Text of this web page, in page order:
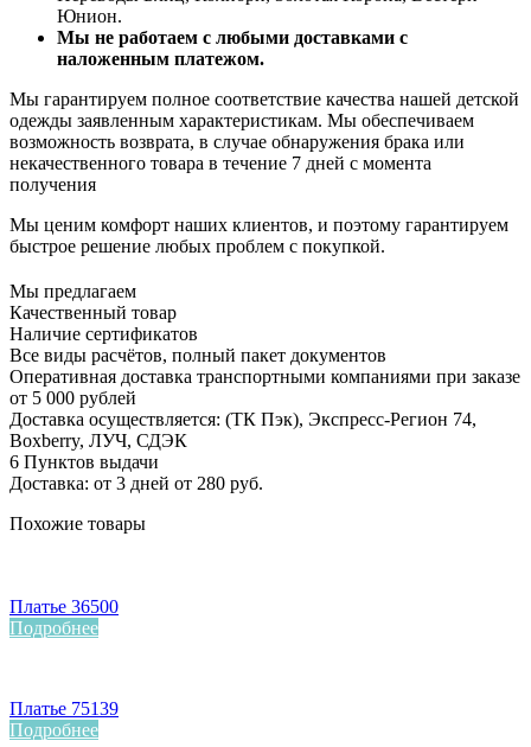
Юнион.
Мы не работаем с любыми доставками с
наложенным платежом.
Мы гарантируем полное соответствие качества нашей детской
одежды заявленным характеристикам. Мы обеспечиваем
возможность возврата, в случае обнаружения брака или
некачественного товара в течение 7 дней с момента
получения
Мы ценим комфорт наших клиентов, и поэтому гарантируем
быстрое решение любых проблем с покупкой.
Мы предлагаем
Качественный товар
Наличие сертификатов
Все виды расчётов, полный пакет документов
Оперативная доставка транспортными компаниями при заказе
от 5 000 рублей
Доставка осуществляется: (ТК Пэк), Экспресс-Регион 74,
Boxberry, ЛУЧ, СДЭК
6 Пунктов выдачи
Доставка: от 3 дней от 280 руб.
Похожие товары
Платье 36500
Подробнее
Платье 75139
Подробнее